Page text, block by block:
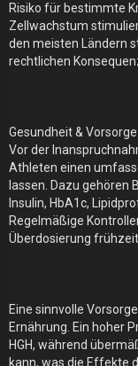
Risiko für bestimmte
Zellwachstum
den meisten Ländern
rechtlichen
Gesundheit &
Vor der
Athleten einen
lassen. Dazu gehören
Insulin, HbA1c,
Regelmäßige
Überdosierung
Eine sinnvolle
Ernährung. Ein hoher
HGH, während
kann, was die Effekte